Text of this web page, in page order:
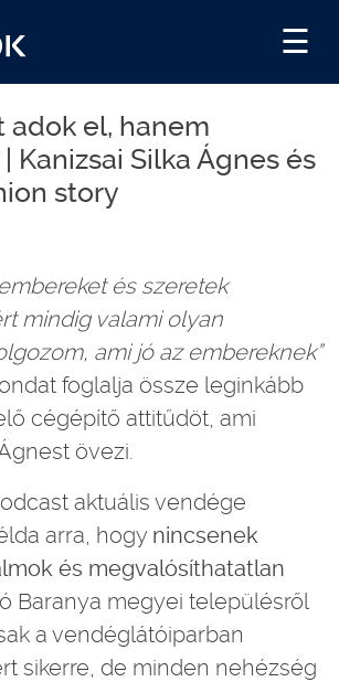
adok el, hanem
Kanizsai Silka Ágnes és
story
és szeretek
mindig valami olyan
ami jó az embereknek”
foglalja össze leginkább
cégépítő attitűdöt, ami
övezi.
aktuális vendége
arra, hogy nincsenek
és megvalósíthatatlan
Baranya megyei településről
a vendéglátóiparban
sikerre, de minden nehézség